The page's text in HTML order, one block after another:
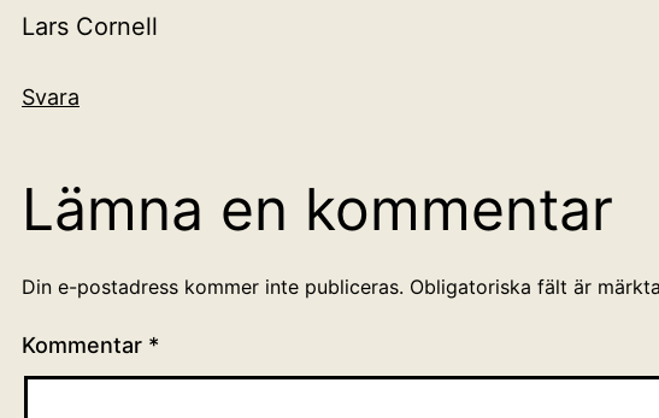
Lars Cornell
Svara
Lämna en kommentar
Din e-postadress kommer inte publiceras. Obligatoriska fält är
Kommentar *